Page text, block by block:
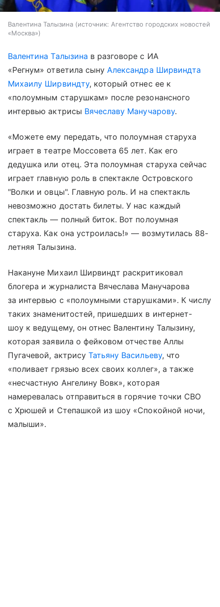
Валентина Талызина источник: Агентство городских новостей
«Москва»
Валентина Талызина в разговоре с ИА
«Регнум» ответила сыну Александра Ширвиндта
Михаилу Ширвиндту, который отнес ее к
«полоумным старушкам» после резонансного
интервью актрисы Вячеславу Манучарову.
«Можете ему передать, что полоумная старуха
играет в театре Моссовета 65 лет. Как его
дедушка или отец. Эта полоумная старуха сейчас
играет главную роль в спектакле Островского
"Волки и овцы". Главную роль. И на спектакль
невозможно достать билеты. У нас каждый
спектакль — полный биток. Вот полоумная
старуха. Как она устроилась!» — возмутилась 88-
летняя Талызина.
Накануне Михаил Ширвиндт раскритиковал
блогера и журналиста Вячеслава Манучарова
за интервью с «полоумными старушками». К числу
таких знаменитостей, пришедших в интернет-
шоу к ведущему, он отнес Валентину Талызину,
которая заявила о фейковом отчестве Аллы
Пугачевой, актрису Татьяну Васильеву, что
«поливает грязью всех своих коллег», а также
«несчастную Ангелину Вовк», которая
намеревалась отправиться в горячие точки СВО
с Хрюшей и Степашкой из шоу «Спокойной ночи,
малыши».